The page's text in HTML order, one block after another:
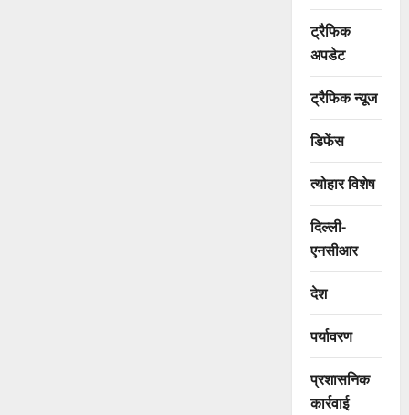
ट्रैफिक
अपडेट
ट्रैफिक न्यूज
डिफेंस
त्योहार विशेष
दिल्ली-
एनसीआर
देश
पर्यावरण
प्रशासनिक
कार्रवाई